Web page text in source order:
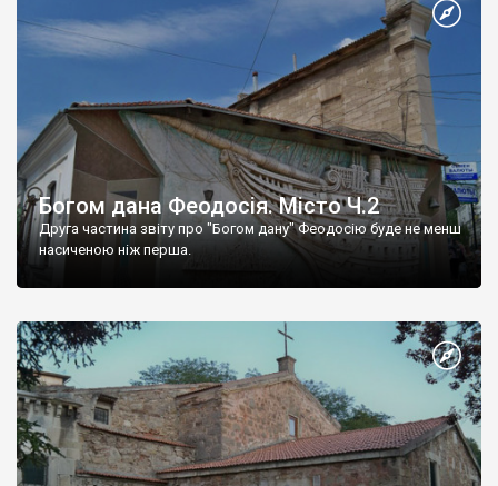
Богом дана Феодосія. Місто Ч.2
Друга частина звіту про "Богом дану" Феодосію буде не менш
насиченою ніж перша.